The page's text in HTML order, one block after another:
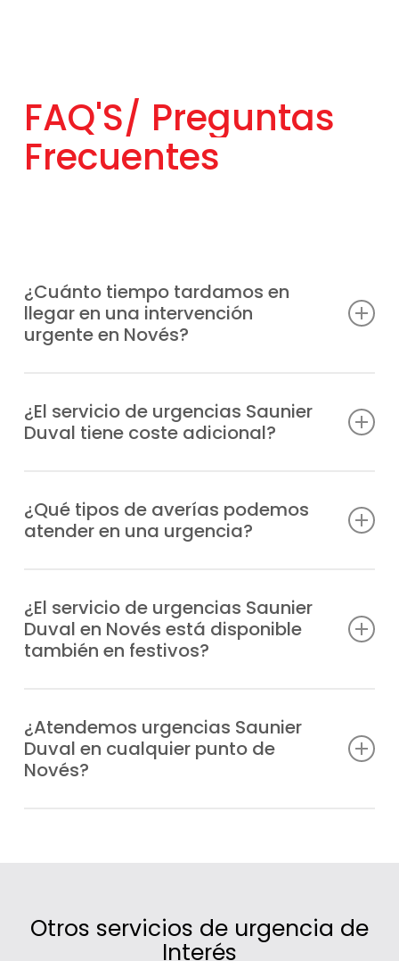
FAQ'S/ Preguntas
Frecuentes
¿Cuánto tiempo tardamos en
llegar en una intervención
urgente en Novés?
distribuidas estratégicamente para llegar a
tu ubicación en Novés en el menor tiempo
¿El servicio de urgencias Saunier
Duval tiene coste adicional?
fuera del horario normal, el servicio de
urgencias tiene un recargo, que te
¿Qué tipos de averías podemos
atender en una urgencia?
encendido y fugas, hasta fallos en la
presión, bloqueos o errores de
funcionamiento en cualquier modelo
¿El servicio de urgencias Saunier
Duval en Novés está disponible
también en festivos?
también en fines de semana y festivos,
para que nunca te quedes sin calefacción
o agua caliente.
¿Atendemos urgencias Saunier
Duval en cualquier punto de
Novés?
Otros servicios de urgencia de
Interés